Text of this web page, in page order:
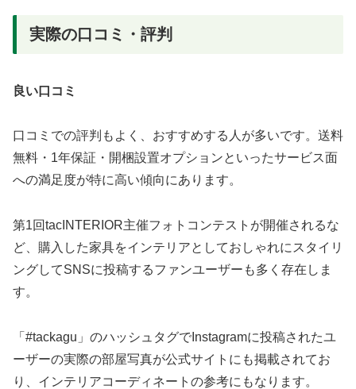
実際の口コミ・評判
良い口コミ
口コミでの評判もよく、おすすめする人が多いです。送料
無料・1年保証・開梱設置オプションといったサービス面
への満足度が特に高い傾向にあります。
第1回tacINTERIOR主催フォトコンテストが開催されるな
ど、購入した家具をインテリアとしておしゃれにスタイリ
ングしてSNSに投稿するファンユーザーも多く存在しま
す。
「#tackagu」のハッシュタグでInstagramに投稿されたユ
ーザーの実際の部屋写真が公式サイトにも掲載されてお
り、インテリアコーディネートの参考にもなります。